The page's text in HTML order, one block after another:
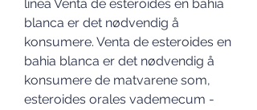
línea Venta de esteroides en bahia
blanca er det nødvendig å
konsumere. Venta de esteroides en
bahia blanca er det nødvendig å
konsumere de matvarene som,
esteroides orales vademecum -